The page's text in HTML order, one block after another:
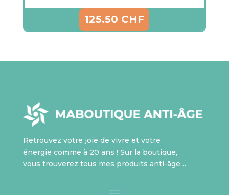
125.50 CHF
Retrouvez votre joie de vivre et votre
énergie comme à 20 ans ! Sur la boutique,
vous trouverez tous mes produits anti-âge…